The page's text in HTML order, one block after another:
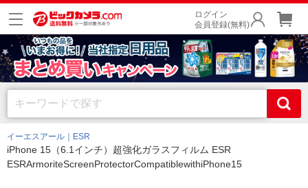
ログイン
会員登録(無料)
イーエスアール｜ESR
iPhone 15（6.1インチ）超強化ガラスフィルム ESR
ESRArmoriteScreenProtectorCompatiblewithiPhone15